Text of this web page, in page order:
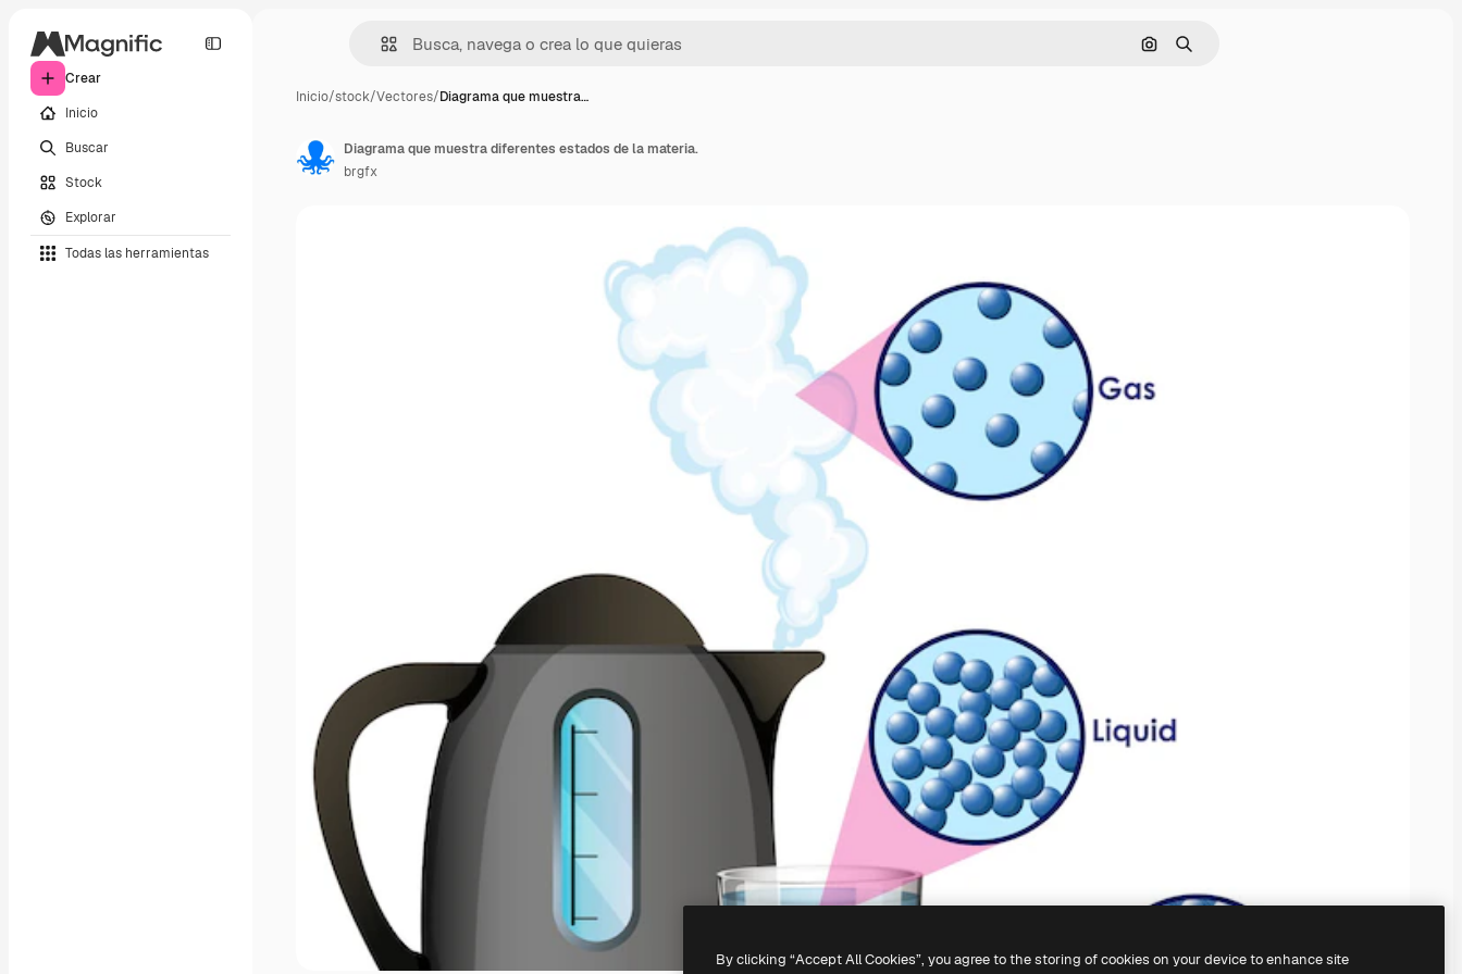
Crear
Inicio
Buscar
Stock
Explorar
Todas las herramientas
Buscar por imagen
Buscar
Inicio/stock/Vectores/Diagrama que muestra…
Diagrama que muestra diferentes estados de la materia.
brgfx
By clicking “Accept All Cookies”, you agree to the storing of cookies on your device to enhance site